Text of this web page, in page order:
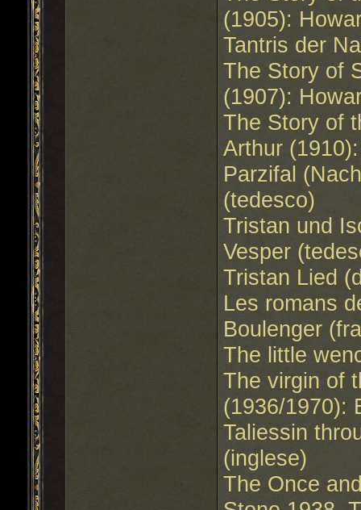
(1905):
Tantris der
The Story of
(1907):
The Story of
Arthur
Parzifal
(tedesco)
Tristan und
Vesper
Tristan Lied
Les romans
Boulenger
The little
The virgin of
(1936/1970):
Taliessin
(inglese)
The Once